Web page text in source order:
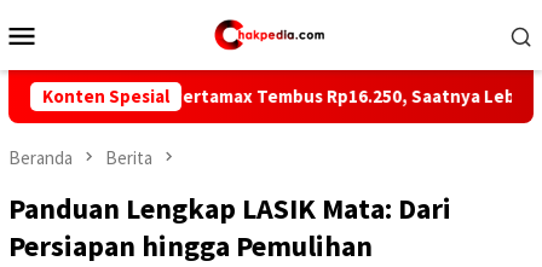
ke
Mobile
Konten Spesial
Tembus Rp16.250, Saatnya Lebih Dekat dengan
Beranda Berita
Panduan Lengkap LASIK Mata: Dari
Persiapan hingga Pemulihan